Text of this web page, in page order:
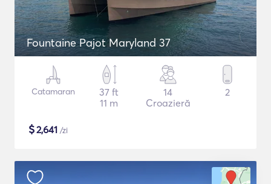
Fountaine Pajot Maryland 37
Catamaran
37 ft
11 m
14
Croazieră
2
$2,641 /zi